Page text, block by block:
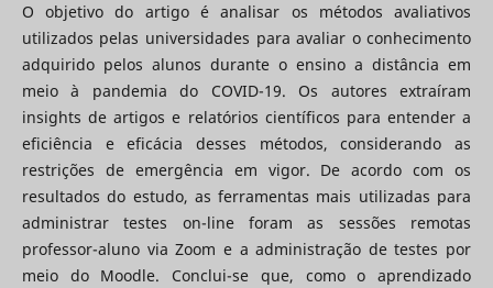
O objetivo do artigo é analisar os métodos avaliativos
utilizados pelas universidades para avaliar o conhecimento
adquirido pelos alunos durante o ensino a distância em
meio à pandemia do COVID-19. Os autores extraíram
insights de artigos e relatórios científicos para entender a
eficiência e eficácia desses métodos, considerando as
restrições de emergência em vigor. De acordo com os
resultados do estudo, as ferramentas mais utilizadas para
administrar testes on-line foram as sessões remotas
professor-aluno via Zoom e a administração de testes por
meio do Moodle. Conclui-se que, como o aprendizado